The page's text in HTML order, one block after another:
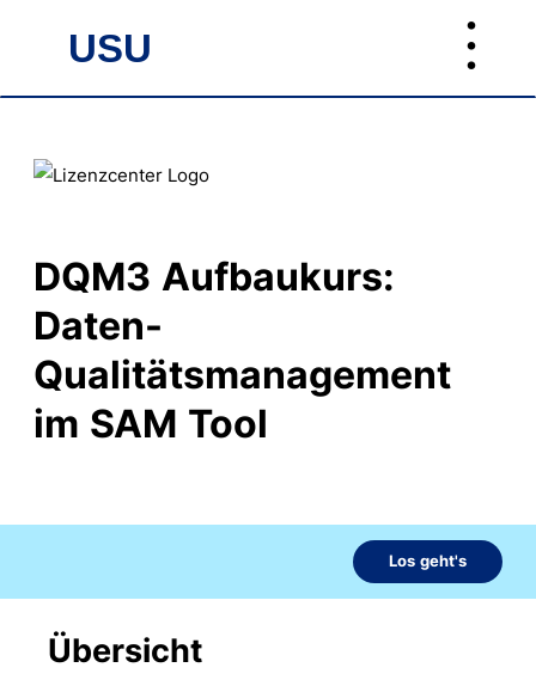
USU ︙
USU
DQM3 Aufbaukurs:
Daten-
Qualitätsmanagement
im SAM Tool
Los geht's
Übersicht